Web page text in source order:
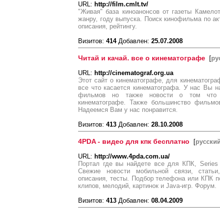
URL: http://film.cmlt.tv/
"Живая" база киноанонсов от газеты
жанру, году выпуска. Поиск кинофильма по
описания, рейтингу.
Визитов: 414Добавлен: 25.07.2008
Читай и качай. все о кинематографе [
URL: http://cinematograf.org.ua
Этот сайт о кинематографе, для
все что касается кинематографа. У нас Вы
фильмов но также новости о том что
кинематографе. Также большинство
Надеемся Вам у нас понравится.
Визитов: 413 Добавлен: 28.10.2008
4PDA - видео для кпк бесплатно [
URL: http://www.4pda.com.ua/
Портал где вы найдете все для КПК,
Свежие новости мобильной связи,
описания, тесты. Подбор телефона или КПК
клипов, мелодий, картинок и Java-игр. Форум.
Визитов: 413 Добавлен: 08.04.2009